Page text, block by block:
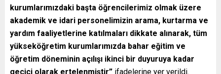
kurumlarımızdaki başta öğrencilerimiz olmak üzere
akademik ve idari personelimizin arama, kurtarma ve
yardım faaliyetlerine katılmaları dikkate alınarak, tüm
yükseköğretim kurumlarımızda bahar eğitim ve
öğretim döneminin açılışı ikinci bir duyuruya kadar
geçici olarak ertelenmiştir” ifadelerine yer verildi.